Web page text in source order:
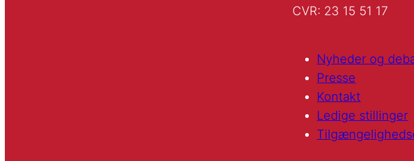
CVR: 23 15 51 17
Nyheder og
Presse
Kontakt
Ledige stillinger